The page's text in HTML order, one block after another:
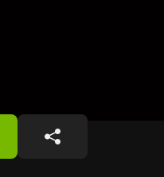
Поделиться